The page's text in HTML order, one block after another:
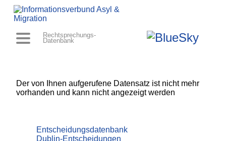
Rechtsprechungs-
Datenbank
Der von Ihnen aufgerufene Datensatz ist nicht mehr
vorhanden und kann nicht angezeigt werden
Entscheidungsdatenbank
Dublin-Entscheidungen